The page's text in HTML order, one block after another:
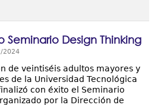
Seminario Design Thinking
2024
de veintiséis adultos mayores y
de la Universidad Tecnológica
con éxito el Seminario
por la Dirección de